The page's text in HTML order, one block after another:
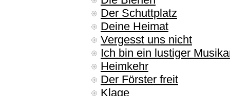
Der Schuttplatz
Deine Heimat
Vergesst uns nicht
Ich bin ein lustiger
Heimkehr
Der Förster freit
Klage